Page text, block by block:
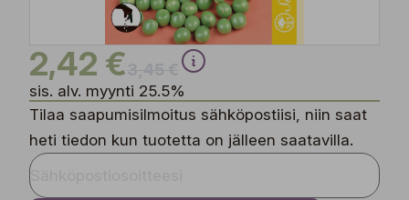
2,42 €
sis. alv. myynti 25.5%
Tilaa saapumisilmoitus sähköpostiisi, niin saat
heti tiedon kun tuotetta on jälleen saatavilla.